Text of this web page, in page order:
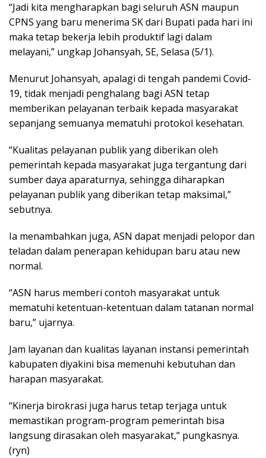
“Jadi kita mengharapkan bagi seluruh ASN maupun
CPNS yang baru menerima SK dari Bupati pada hari ini
maka tetap bekerja lebih produktif lagi dalam
melayani,” ungkap Johansyah, SE, Selasa (5/1).
Menurut Johansyah, apalagi di tengah pandemi Covid-
19, tidak menjadi penghalang bagi ASN tetap
memberikan pelayanan terbaik kepada masyarakat
sepanjang semuanya mematuhi protokol kesehatan.
“Kualitas pelayanan publik yang diberikan oleh
pemerintah kepada masyarakat juga tergantung dari
sumber daya aparaturnya, sehingga diharapkan
pelayanan publik yang diberikan tetap maksimal,”
sebutnya.
Ia menambahkan juga, ASN dapat menjadi pelopor dan
teladan dalam penerapan kehidupan baru atau new
normal.
“ASN harus memberi contoh masyarakat untuk
mematuhi ketentuan-ketentuan dalam tatanan normal
baru,” ujarnya.
Jam layanan dan kualitas layanan instansi pemerintah
kabupaten diyakini bisa memenuhi kebutuhan dan
harapan masyarakat.
“Kinerja birokrasi juga harus tetap terjaga untuk
memastikan program-program pemerintah bisa
langsung dirasakan oleh masyarakat,” pungkasnya.
(ryn)